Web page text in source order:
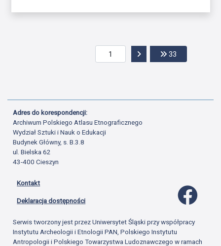
Przejdź do następnej
33
Adres do korespondencji:
Archiwum Polskiego Atlasu Etnograficznego
Wydział Sztuki i Nauk o Edukacji
Budynek Główny, s. B.3.8
ul. Bielska 62
43-400 Cieszyn
Kontakt
Deklaracja dostępności
Serwis tworzony jest przez Uniwersytet Śląski przy współpracy
Instytutu Archeologii i Etnologii PAN, Polskiego Instytutu
Antropologii i Polskiego Towarzystwa Ludoznawczego w ramach